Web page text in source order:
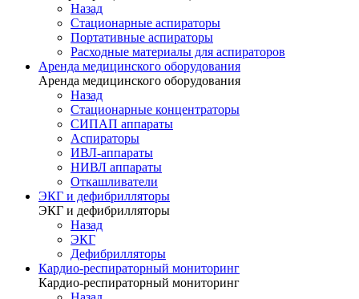
Назад
Стационарные аспираторы
Портативные аспираторы
Расходные материалы для аспираторов
Аренда медицинского оборудования
Аренда медицинского оборудования
Назад
Стационарные концентраторы
СИПАП аппараты
Аспираторы
ИВЛ-аппараты
НИВЛ аппараты
Откашливатели
ЭКГ и дефибрилляторы
ЭКГ и дефибрилляторы
Назад
ЭКГ
Дефибрилляторы
Кардио-респираторный мониторинг
Кардио-респираторный мониторинг